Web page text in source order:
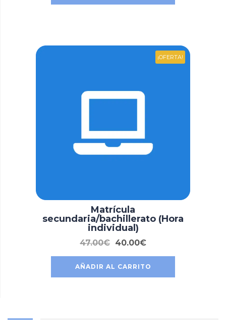
¡OFERTA!
Matrícula
secundaria/bachillerato (Hora
individual)
47.00€ 40.00€
AÑADIR AL CARRITO